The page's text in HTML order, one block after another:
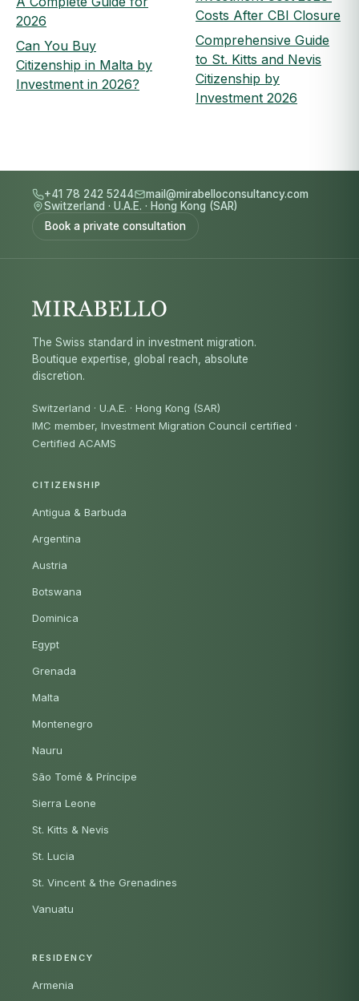
2026
Can You Buy
Citizenship in Malta by
Investment in 2026?
Costs After CBI Closure
Comprehensive Guide
to St. Kitts and Nevis
Citizenship by
Investment 2026
+41 78 242 5244
mail@mirabelloconsultancy.com
Switzerland · U.A.E. · Hong Kong (SAR)
Book a private consultation
The Swiss standard in investment migration.
Boutique expertise, global reach, absolute
discretion.
Switzerland · U.A.E. · Hong Kong (SAR)
IMC member, Investment Migration Council certified ·
Certified ACAMS
CITIZENSHIP
Antigua & Barbuda
Argentina
Austria
Botswana
Dominica
Egypt
Grenada
Malta
Montenegro
Nauru
São Tomé & Príncipe
Sierra Leone
St. Kitts & Nevis
St. Lucia
St. Vincent & the Grenadines
Vanuatu
RESIDENCY
Armenia